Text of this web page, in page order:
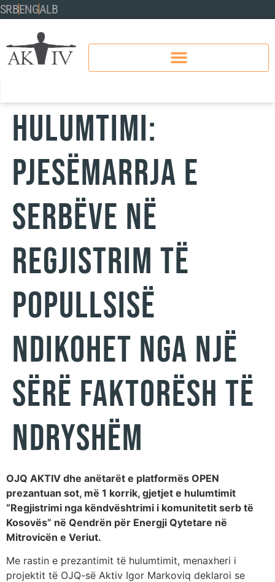
SRBENGALB
HULUMTIMI:
PJESËMARRJA E
SERBËVE NË
REGJISTRIM TË
POPULLSISË
NDIKOHET NGA NJË
SËRË FAKTORËSH TË
NDRYSHËM
OJQ AKTIV dhe anëtarët e platformës OPEN
prezantuan sot, më 1 korrik, gjetjet e hulumtimit
“Regjistrimi nga këndvështrimi i komunitetit serb të
Kosovës” në Qendrën për Energji Qytetare në
Mitrovicën e Veriut.
Me rastin e prezantimit të hulumtimit, menaxheri i
projektit të OJQ-së Aktiv Igor Markoviq deklaroi se